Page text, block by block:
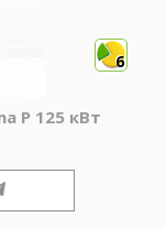
6
P 125 кВт